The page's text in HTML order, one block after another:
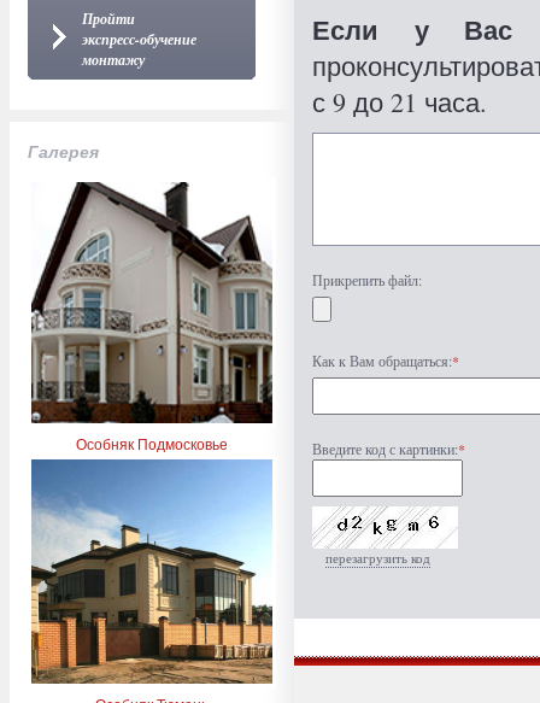
Пройти
экспресс-обучение
монтажу
Галерея
Особняк Подмосковье
Если у Вас
с 9 до 21 часа.
Прикрепить файл:
Как к Вам обращаться:*
Введите код с картинки:*
перезагрузить код